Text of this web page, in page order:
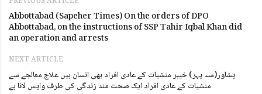
Abbottabad (Sapeher Times) On the orders of DPO
Abbottabad, on the instructions of SSP Tahir Iqbal Khan did
an operation and arrests
NEXT ARTICLE
پشاور(سہ پہر) خیبر منشیات کے عادی افراد بھی انسان ہیں علاج معالجے سے
منشیات کے عادی افراد ایک صحت مند زندگی کی طرف واپس لانا ہے